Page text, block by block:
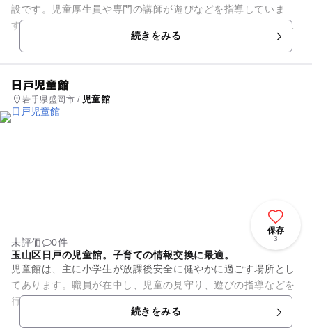
設です。児童厚生員や専門の講師が遊びなどを指導していま
す。岩手県盛岡市玉山区にある渋民児童館は、午前中から開館
し、放課後の小学生だけでなく...
続きをみる
日戸児童館
岩手県盛岡市 / 児童館
保存
3
未評価
0件
玉山区日戸の児童館。子育ての情報交換に最適。
児童館は、主に小学生が放課後安全に健やかに過ごす場所とし
てあります。職員が在中し、児童の見守り、遊びの指導などを
行っています。日戸児童館は、午前中から開館していて、乳幼
児や幼児が利用することがで...続きをみる